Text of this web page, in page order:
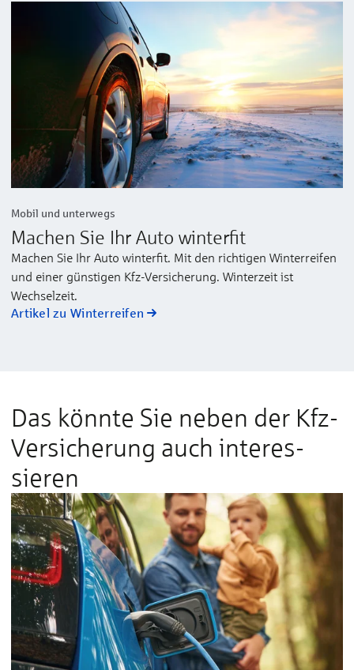
Mobil und unterwegs
Machen Sie Ihr Auto winterfit
Machen Sie Ihr Auto winterfit. Mit den richtigen Winterreifen
und einer günstigen Kfz-Versicherung. Winterzeit ist
Wechselzeit.
Artikel zu Winterreifen
Das könnte Sie neben der Kfz-
Versicher­ung auch interes­
sieren